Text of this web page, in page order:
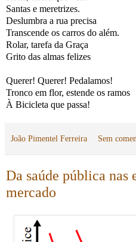
Santas e meretrizes.
Deslumbra a rua precisa
Transcende os carros do além.
Rolar, tarefa da Graça
Grito das almas felizes
Querer! Querer! Pedalamos!
Tronco em flor, estende os ramos
À Bicicleta que passa!
João Pimentel Ferreira Sem
Da saúde pública nas
mercado